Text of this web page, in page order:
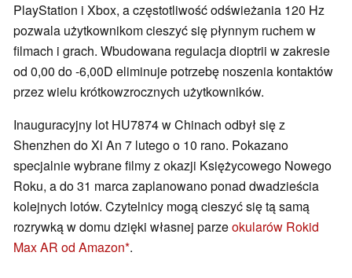
PlayStation i Xbox, a częstotliwość odświeżania 120 Hz
pozwala użytkownikom cieszyć się płynnym ruchem w
filmach i grach. Wbudowana regulacja dioptrii w zakresie
od 0,00 do -6,00D eliminuje potrzebę noszenia kontaktów
przez wielu krótkowzrocznych użytkowników.
Inauguracyjny lot HU7874 w Chinach odbył się z
Shenzhen do Xi An 7 lutego o 10 rano. Pokazano
specjalnie wybrane filmy z okazji Księżycowego Nowego
Roku, a do 31 marca zaplanowano ponad dwadzieścia
kolejnych lotów. Czytelnicy mogą cieszyć się tą samą
rozrywką w domu dzięki własnej parzeokularów Rokid
Max AR od Amazon .